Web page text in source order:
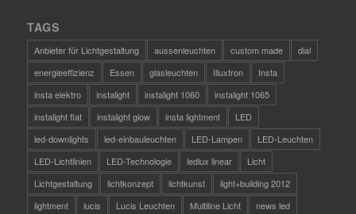
TAGS
Anbieter für Lichtgestaltung aussenleuchten custom made
dial
energieeffizienz
Essen glasleuchten Illuxtron
Insta
insta elektro
instalight instalight 1060
instalight 1065
instalight flat
instalight glow insta lightment
LED
led-downlights
led-einbauleuchten LED-Lampen
LED-Leuchten
LED-Lichtlinien
LED-Technologie ledlux linear
Licht
Lichtgestaltung
lichtkonzept lichtkunst
light+building 2012
lightment
lucis Lucis Leuchten Multiline Licht
news led